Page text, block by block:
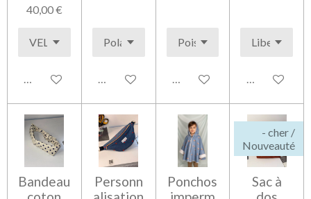
40,00 €
Voir les détails Voir les détails Voir les détails Voir les
Bandeau
Personn
Ponchos
- cher /
Nouveauté
Sac à